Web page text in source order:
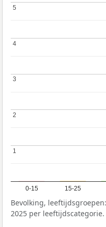
0-15 15-25
1
1
2
2
3
3
4
4
5
5
Bevolking,
2025 per leeftijdscategorie.